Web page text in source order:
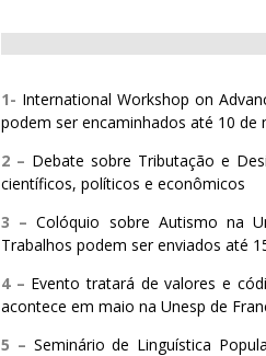
1- International Workshop on
podem ser encaminhados até 10 de
2 – Debate sobre Tributação e
científicos, políticos e econômicos
3 –Colóquio sobre Autismo na
Trabalhos podem ser enviados até
4 – Evento tratará de valores e
acontece em maio na Unesp de
5 – Seminário de Linguística